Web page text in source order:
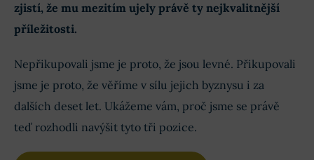
zjistí, že mu mezitím ujely právě ty nejkvalitnější
příležitosti.
Nepřikupovali jsme je proto, že jsou levné. Přikupovali
jsme je proto, že věříme v sílu jejich byznysu i za
dalších deset let. Ukážeme vám, proč jsme se právě
teď rozhodli navýšit tyto tři pozice.